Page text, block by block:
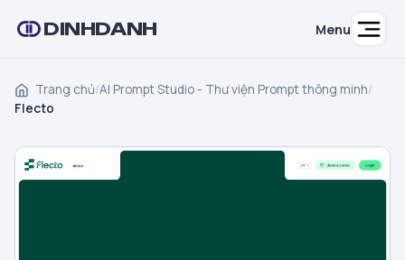
DINHDANH Menu
Trang chủ/AI Prompt Studio - Thư viện Prompt thông minh/
Flecto